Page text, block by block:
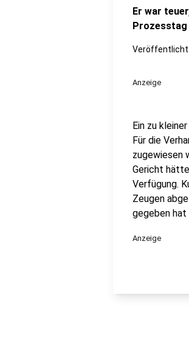
Er war
Prozesstag
Veröffentlicht:
Anzeige
Ein zu
Für die
zugewiesen
Gericht
Verfügung.
Zeugen
gegeben hat
Anzeige